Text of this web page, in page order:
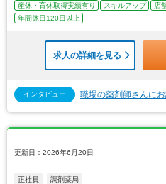
産休・育休取得実績有り
スキルアップ 店
年間休日120日以上
求人の詳細を見る
インタビュー 職場の薬剤師さんに
更新日：2026年6月20日
正社員 調剤薬局